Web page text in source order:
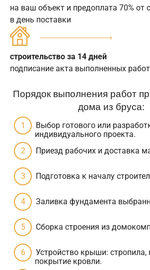
на ваш объект и предоплата 70% от
в день поставки
строительство за 14 дней
подписание акта выполненных
Порядок выполнения работ
дома из бруса:
Выбор готового или
индивидуального проекта.
Приезд рабочих и доставка
Подготовка к началу
Заливка фундамента
Сборка строения из
Устройство крыши: стропила,
покрытие кровли.